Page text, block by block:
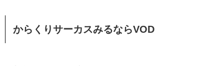
からくりサーカスみるならVOD